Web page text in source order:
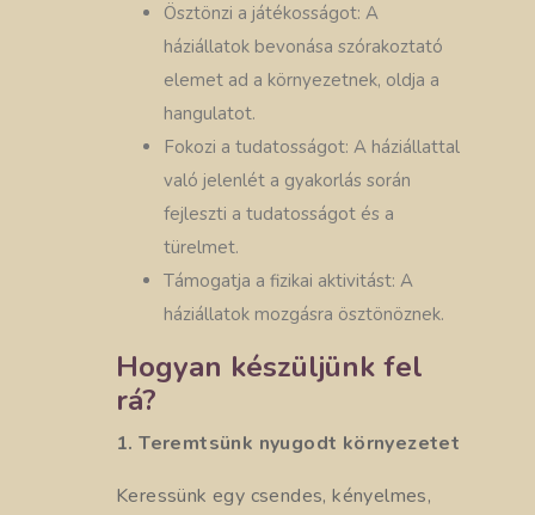
Ösztönzi a játékosságot: A
háziállatok bevonása szórakoztató
elemet ad a környezetnek, oldja a
hangulatot.
Fokozi a tudatosságot: A háziállattal
való jelenlét a gyakorlás során
fejleszti a tudatosságot és a
türelmet.
Támogatja a fizikai aktivitást: A
háziállatok mozgásra ösztönöznek.
Hogyan készüljünk fel
rá?
1. Teremtsünk nyugodt környezetet
Keressünk egy csendes, kényelmes,